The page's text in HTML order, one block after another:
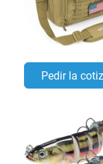
Pedir la